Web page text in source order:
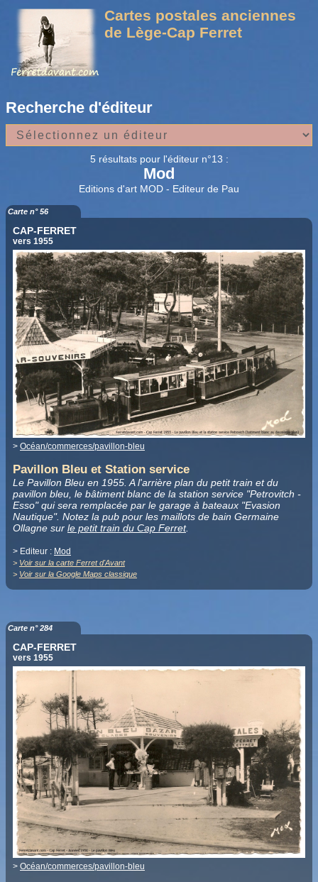
Cartes postales anciennes
de Lège-Cap Ferret
Recherche d'éditeur
5 résultats pour l'éditeur n°13 :
Mod
Editions d'art MOD - Editeur de Pau
Carte n° 56
CAP-FERRET
vers 1955
> Océan/commerces/pavillon-bleu
Pavillon Bleu et Station service
Le Pavillon Bleu en 1955. A l'arrière plan du petit train et du
pavillon bleu, le bâtiment blanc de la station service "Petrovitch -
Esso" qui sera remplacée par le garage à bateaux "Evasion
Nautique". Notez la pub pour les maillots de bain Germaine
Ollagne sur le petit train du Cap Ferret.
> Editeur : Mod
> Voir sur la carte Ferret d'Avant
> Voir sur la Google Maps classique
Carte n° 284
CAP-FERRET
vers 1955
> Océan/commerces/pavillon-bleu